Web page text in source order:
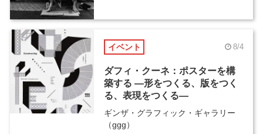
イベント 8/4
ダフィ・クーネ：ポスターを構
築する ―形をつくる、版をつく
る、表現をつくる―
ギンザ・グラフィック・ギャラリー
（ggg）